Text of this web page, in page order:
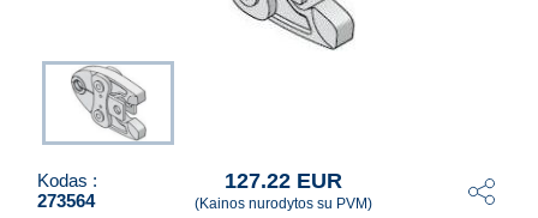
Kodas :
273564
127.22 EUR
(Kainos nurodytos su PVM)